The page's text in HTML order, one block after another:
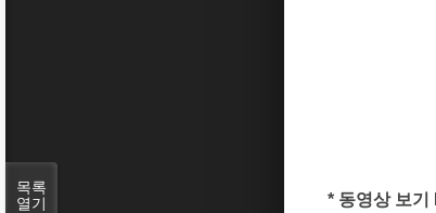
* 동영상 보기
목록
열기